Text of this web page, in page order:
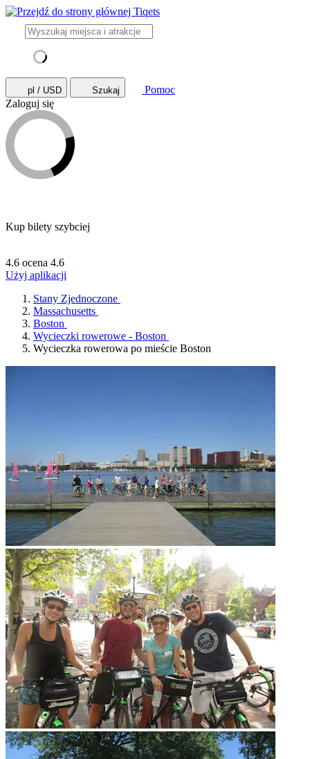
pl / USD Szukaj
Pomoc
Zaloguj się
Kup bilety szybciej
4.6 ocena 4.6
Użyj aplikacji
Stany Zjednoczone
Massachusetts
Boston
Wycieczki rowerowe - Boston
Wycieczka rowerowa po mieście Boston